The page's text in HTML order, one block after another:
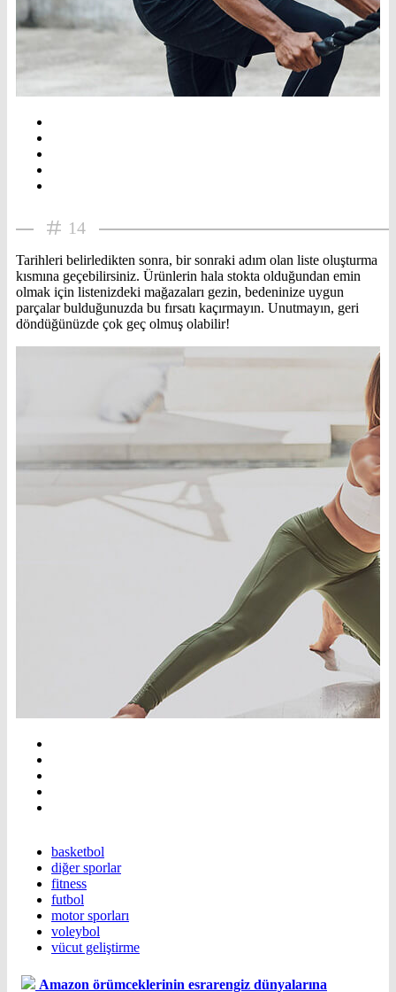
14
Tarihleri belirledikten sonra, bir sonraki adım olan liste oluşturma
kısmına geçebilirsiniz. Ürünlerin hala stokta olduğundan emin
olmak için listenizdeki mağazaları gezin, bedeninize uygun
parçalar bulduğunuzda bu fırsatı kaçırmayın. Unutmayın, geri
döndüğünüzde çok geç olmuş olabilir!
basketbol
diğer sporlar
fitness
futbol
motor sporları
voleybol
vücut geliştirme
Amazon örümceklerinin esrarengiz dünyalarına